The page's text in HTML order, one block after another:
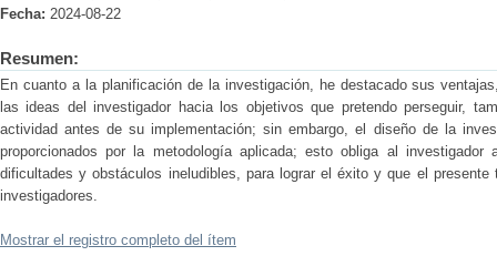
Fecha: 2024-08-22
Resumen:
En cuanto a la planificación de la investigación, he destacado sus
las ideas del investigador hacia los objetivos que pretendo perseguir,
actividad antes de su implementación; sin embargo, el diseño de la
proporcionados por la metodología aplicada; esto obliga al investigador
dificultades y obstáculos ineludibles, para lograr el éxito y que el
investigadores.
Mostrar el registro completo del ítem